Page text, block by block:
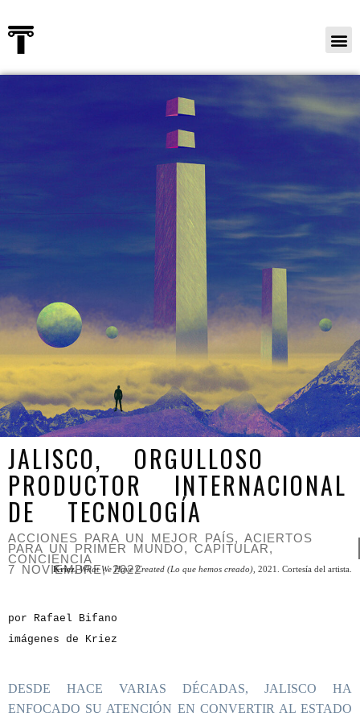
JALISCO, ORGULLOSO
PRODUCTOR INTERNACIONAL
DE TECNOLOGÍA
ACCIONES PARA UN MEJOR PAÍS, ACIERTOS
PARA UN PRIMER MUNDO, CAPITULAR,
CONCIENCIA
7 NOVIEMBRE, 2022
Kriez, What We Have Created (Lo que hemos creado), 2021. Cortesía del artista.
por Rafael Bifano
imágenes de Kriez
DESDE HACE VARIAS DÉCADAS, JALISCO HA
ENFOCADO SU ATENCIÓN EN CONVERTIR AL ESTADO